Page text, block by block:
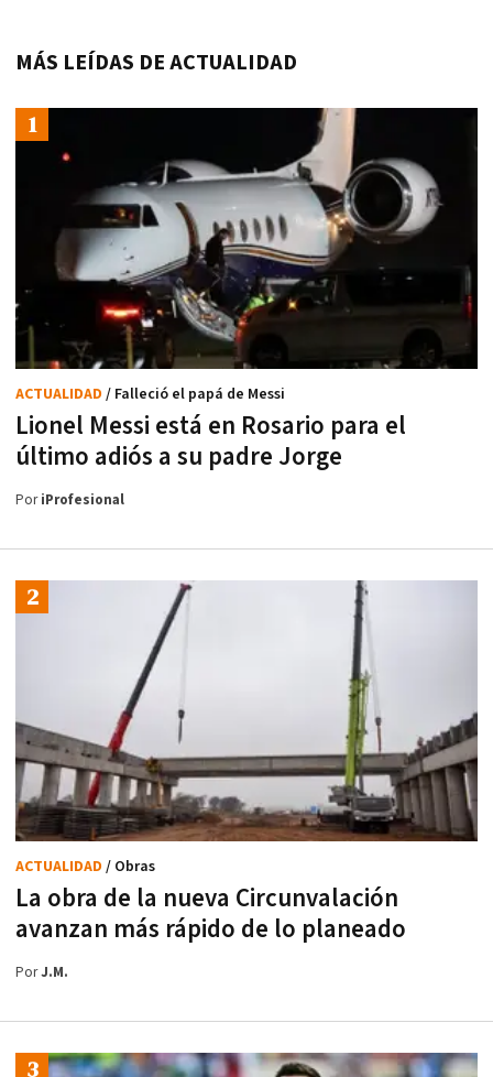
MÁS LEÍDAS DE ACTUALIDAD
Lionel Messi está en Rosario para el
último adiós a su padre Jorge
ACTUALIDAD / Falleció el papá de Messi
PoriProfesional
La obra de la nueva Circunvalación
avanzan más rápido de lo planeado
ACTUALIDAD / Obras
PorJ.M.